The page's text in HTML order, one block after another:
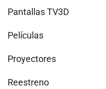
Pantallas TV3D
Películas
Proyectores
Reestreno